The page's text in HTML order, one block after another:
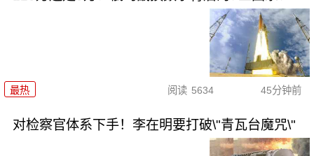
最热 阅读 5634 45分钟前
对检察官体系下手！李在明要打破\"青瓦台魔咒\"